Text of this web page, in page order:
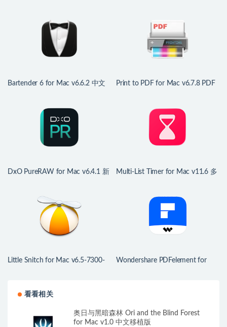
Bartender 6 for Mac v6.6.2 中文
Print to PDF for Mac v6.7.8 PDF
DxO PureRAW for Mac v6.4.1 新
Multi-List Timer for Mac v11.6 多
Little Snitch for Mac v6.5-7300-
Wondershare PDFelement for
看看相关
奥日与黑暗森林 Ori and the Blind Forest
for Mac v1.0 中文移植版